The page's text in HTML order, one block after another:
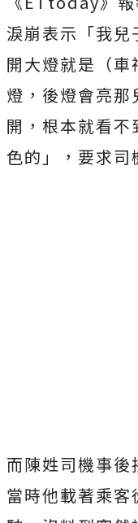
淚崩表示「我兒
開大燈就是（
燈，後燈會亮那
開，根本就看
色的」，要求司
而陳姓司機事
當時他載著乘